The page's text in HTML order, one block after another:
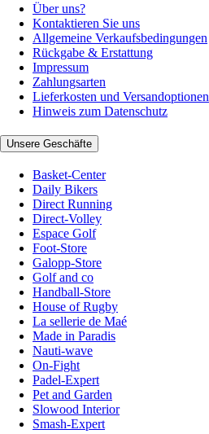
Über uns?
Kontaktieren Sie uns
Allgemeine Verkaufsbedingungen
Rückgabe & Erstattung
Impressum
Zahlungsarten
Lieferkosten und Versandoptionen
Hinweis zum Datenschutz
Unsere Geschäfte
Basket-Center
Daily Bikers
Direct Running
Direct-Volley
Espace Golf
Foot-Store
Galopp-Store
Golf and co
Handball-Store
House of Rugby
La sellerie de Maé
Made in Paradis
Nauti-wave
On-Fight
Padel-Expert
Pet and Garden
Slowood Interior
Smash-Expert